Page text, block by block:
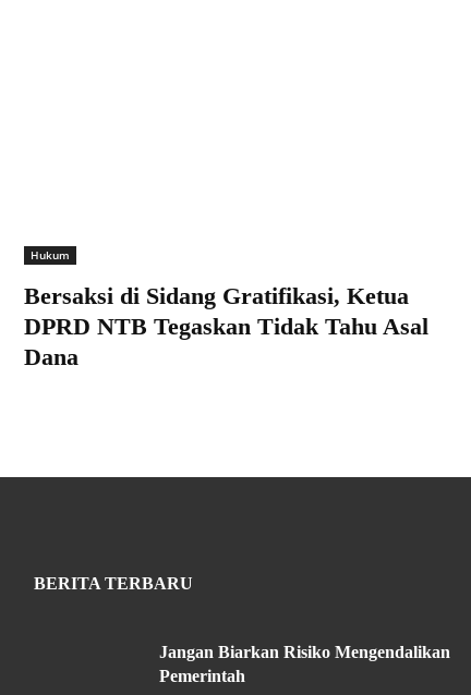
Hukum
Bersaksi di Sidang Gratifikasi, Ketua
DPRD NTB Tegaskan Tidak Tahu Asal
Dana
BERITA TERBARU
Jangan Biarkan Risiko Mengendalikan
Pemerintah